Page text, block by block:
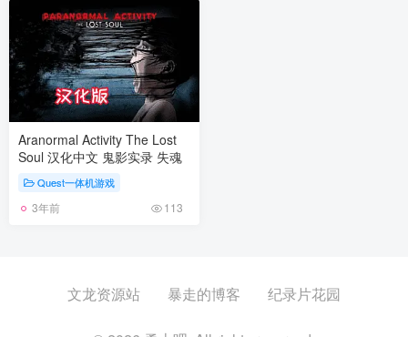
Aranormal Activity The Lost
Soul 汉化中文 鬼影实录 失魂
Quest一体机游戏
3年前 113
文龙资源站 暴走的博客 纪录片花园